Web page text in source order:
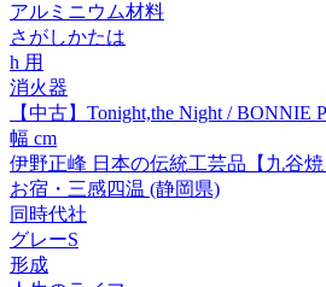
アルミニウム材料
さがしかたは
h 用
消火器
【中古】Tonight,the Night / BONNIE
幅 cm
伊野正峰 日本の伝統工芸品【九谷
お宿・三感四温 (静岡県)
同時代社
グレーS
形成